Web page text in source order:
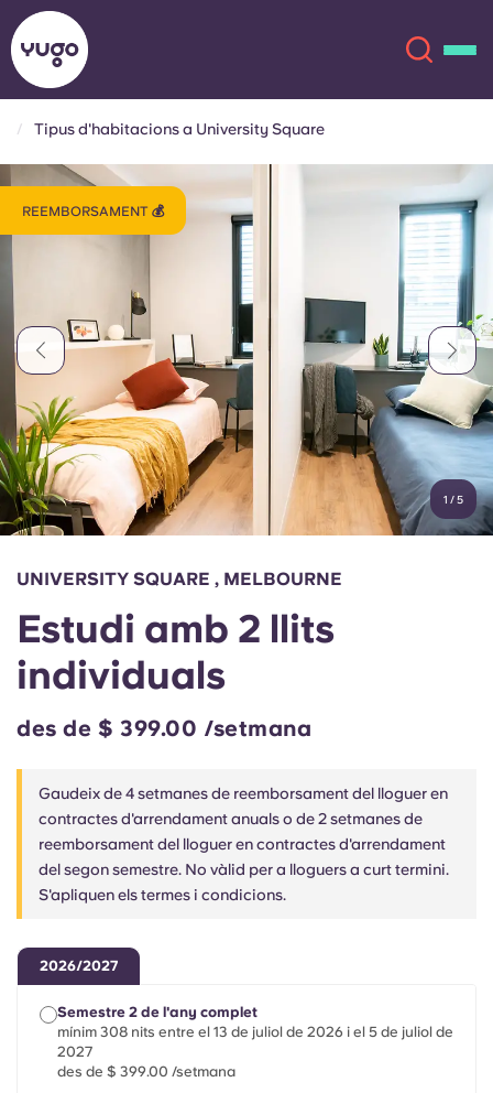
Sobre
Ubicacions
Compte Llengua
English (GB)
Chinese
Español
Deutsch
Italian
Selecciona un país
Inicia la sessió
Reserva ara
English (US)
Català Deutsch
Italian French
Portuguese
Tipus d'habitacions a University Square
REEMBORSAMENT 💰
1 /5
UNIVERSITY SQUARE , MELBOURNE
Estudi amb 2 llits
individuals
des de $ 399.00 /setmana
Gaudeix de 4 setmanes de reemborsament del lloguer en
contractes d'arrendament anuals o de 2 setmanes de
reemborsament del lloguer en contractes d'arrendament
del segon semestre. No vàlid per a lloguers a curt termini.
S'apliquen els termes i condicions.
2026/2027
Semestre 2 de l'any complet
mínim 308 nits entre el 13 de juliol de 2026 i el 5 de juliol de
2027
des de $ 399.00 /setmana